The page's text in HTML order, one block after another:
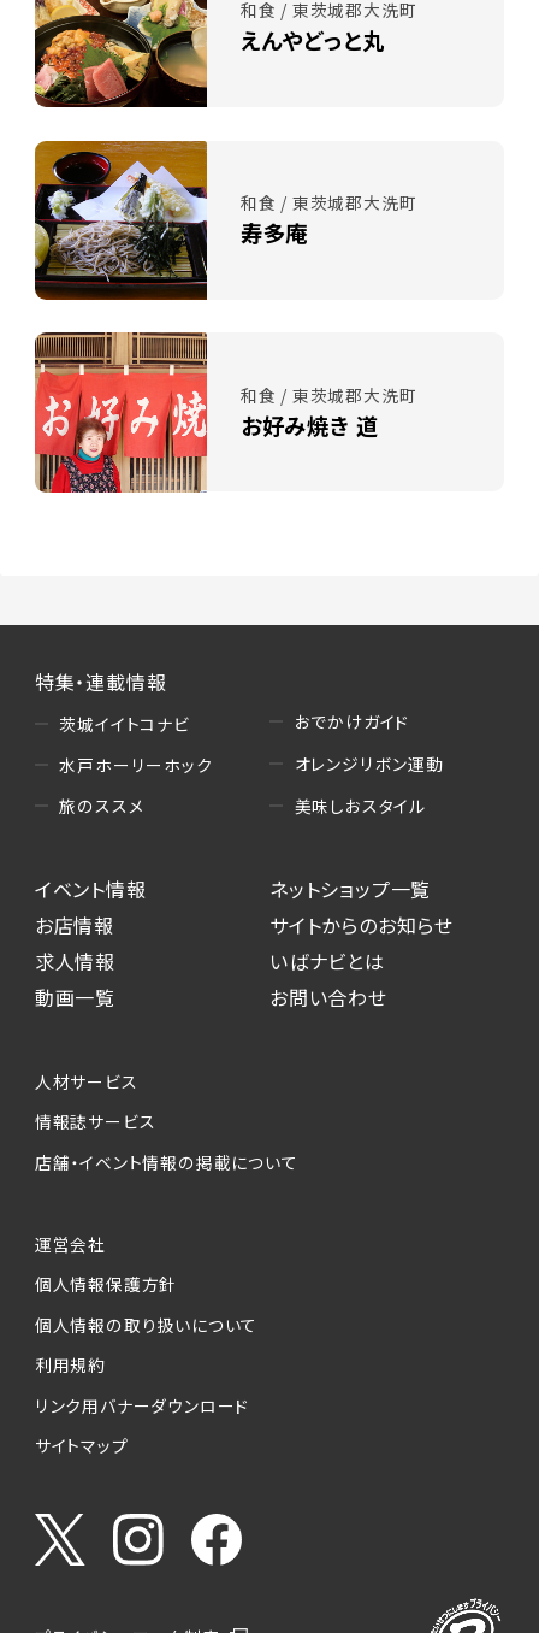
和食 / 東茨城郡大洗町
えんやどっと丸
和食 / 東茨城郡大洗町
寿多庵
和食 / 東茨城郡大洗町
お好み焼き 道
特集・連載情報
茨城イイトコナビ
水戸ホーリーホック
旅のススメ
おでかけガイド
オレンジリボン運動
美味しおスタイル
イベント情報
お店情報
求人情報
動画一覧
ネットショップ一覧
サイトからのお知らせ
いばナビとは
お問い合わせ
人材サービス
情報誌サービス
店舗・イベント情報の掲載について
運営会社
個人情報保護方針
個人情報の取り扱いについて
利用規約
リンク用バナーダウンロード
サイトマップ